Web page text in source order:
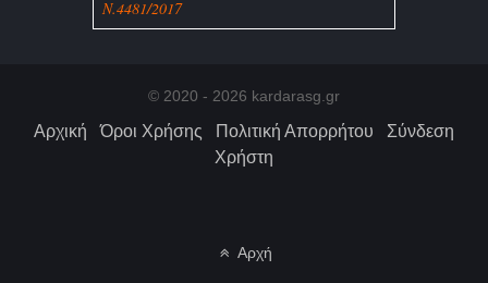
Ν.4481/2017
© 2020 - 2026 kardarasg.gr
ΑρχικήΌροι Χρήσης Πολιτική Απορρήτου
Σύνδεση
Χρήστη
Αρχή